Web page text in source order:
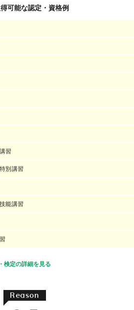
可能な認定・資格例
習
別講習
能講習
検定の詳細を見る
Reason